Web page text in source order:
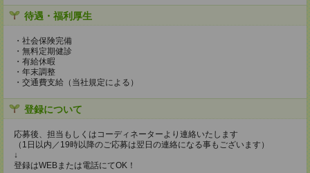
待遇・福利厚生
・社会保険完備
・無料定期健診
・有給休暇
・年末調整
・交通費支給（当社規定による）
登録について
応募後、担当もしくはコーディネーターより連絡いたします
（1日以内／19時以降のご応募は翌日の連絡になる事もございます）
↓
登録はWEBまたは電話にてOK！